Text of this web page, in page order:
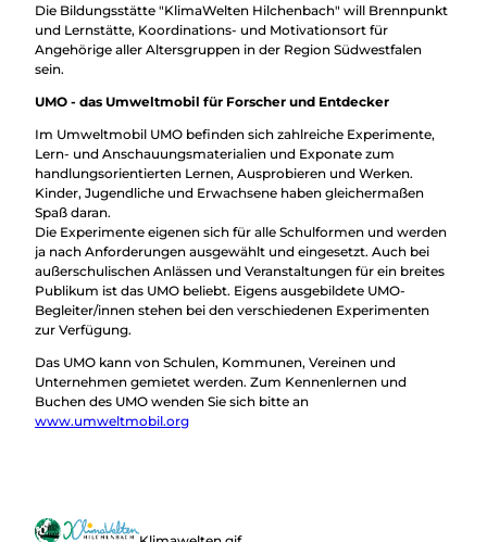
Die Bildungsstätte "KlimaWelten Hilchenbach" will Brennpunkt
und Lernstätte, Koordinations- und Motivationsort für
Angehörige aller Altersgruppen in der Region Südwestfalen
sein.
UMO - das Umweltmobil für Forscher und Entdecker
Im Umweltmobil UMO befinden sich zahlreiche Experimente,
Lern- und Anschauungsmaterialien und Exponate zum
handlungsorientierten Lernen, Ausprobieren und Werken.
Kinder, Jugendliche und Erwachsene haben gleichermaßen
Spaß daran.
Die Experimente eigenen sich für alle Schulformen und werden
ja nach Anforderungen ausgewählt und eingesetzt. Auch bei
außerschulischen Anlässen und Veranstaltungen für ein breites
Publikum ist das UMO beliebt. Eigens ausgebildete UMO-
Begleiter/innen stehen bei den verschiedenen Experimenten
zur Verfügung.
Das UMO kann von Schulen, Kommunen, Vereinen und
Unternehmen gemietet werden. Zum Kennenlernen und
Buchen des UMO wenden Sie sich bitte an
www.umweltmobil.org